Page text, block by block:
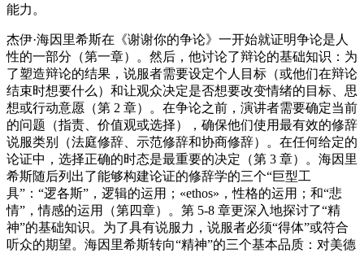
能力。
杰伊·海因里希斯在《谢谢你的争论》一开始就证明争论是人
性的一部分（第一章）。然后，他讨论了辩论的基础知识：为
了塑造辩论的结果，说服者需要设定个人目标（或他们在辩论
结束时想要什么）和让观众决定是否想要改变情绪的目标、思
想或行动意愿（第 2 章）。在争论之前，演讲者需要确定当前
的问题（指责、价值观或选择），确保他们使用最有效的修辞
说服类别（法庭修辞、示范修辞和协商修辞）。在任何给定的
论证中，选择正确的时态是最重要的决定（第 3 章）。海因里
希斯随后列出了能够构建论证的修辞学的三个“巨型工
具”：“逻各斯”，逻辑的运用；«ethos»，性格的运用；和“悲
情”，情感的运用（第四章）。第 5-8 章更深入地探讨了“精
神”的基础知识。为了具有说服力，说服者必须“得体”或符合
听众的期望。海因里希斯转向“精神”的三个基本品质：对美德